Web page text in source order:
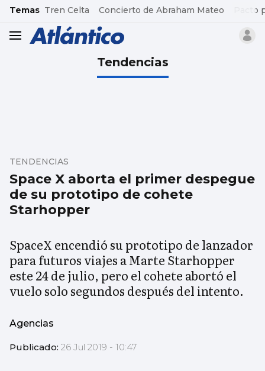
common.go-to-content
Temas Tren Celta Concierto de Abraham Mateo Pacto
header.menu.open
Tendencias
Space X aborta el primer despegue
de su prototipo de cohete
Starhopper
TENDENCIAS
SpaceX encendió su prototipo de lanzador
para futuros viajes a Marte Starhopper
este 24 de julio, pero el cohete abortó el
vuelo solo segundos después del intento.
Agencias
Publicado: 26 Jul 2019 - 10:47